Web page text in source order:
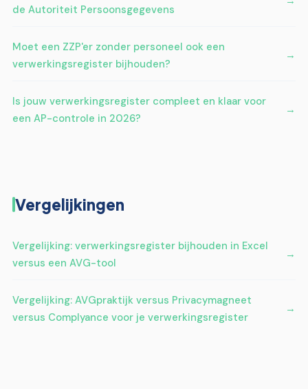
de Autoriteit Persoonsgegevens
Moet een ZZP'er zonder personeel ook een
verwerkingsregister bijhouden?
Is jouw verwerkingsregister compleet en klaar voor
een AP-controle in 2026?
Vergelijkingen
Vergelijking: verwerkingsregister bijhouden in Excel
versus een AVG-tool
Vergelijking: AVGpraktijk versus Privacymagneet
versus Complyance voor je verwerkingsregister